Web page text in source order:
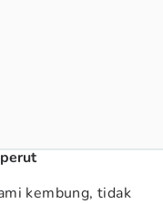
kembung, tidak